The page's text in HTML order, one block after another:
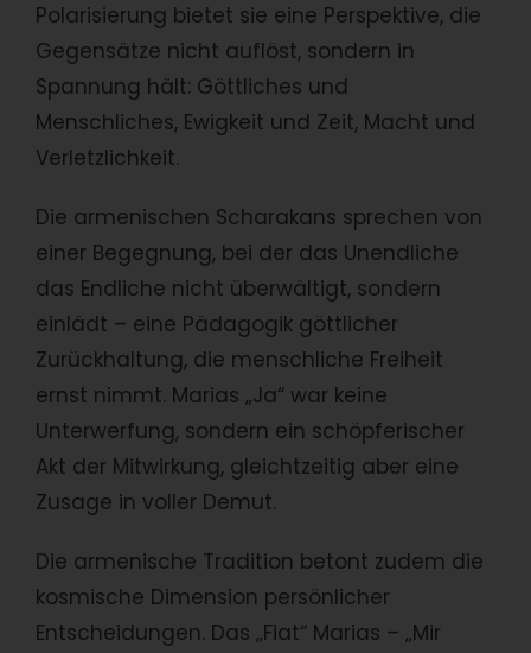
Polarisierung bietet sie eine Perspektive, die
Gegensätze nicht auflöst, sondern in
Spannung hält: Göttliches und
Menschliches, Ewigkeit und Zeit, Macht und
Verletzlichkeit.
Die armenischen Scharakans sprechen von
einer Begegnung, bei der das Unendliche
das Endliche nicht überwältigt, sondern
einlädt – eine Pädagogik göttlicher
Zurückhaltung, die menschliche Freiheit
ernst nimmt. Marias „Ja“ war keine
Unterwerfung, sondern ein schöpferischer
Akt der Mitwirkung, gleichtzeitig aber eine
Zusage in voller Demut.
Die armenische Tradition betont zudem die
kosmische Dimension persönlicher
Entscheidungen. Das „Fiat“ Marias – „Mir